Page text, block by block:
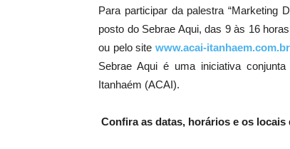
Para participar da palestra “Marketing
posto do Sebrae Aqui, das 9 às 16
ou pelo site www.acai-itanhaem.com.br
Sebrae Aqui é uma iniciativa
Itanhaém (ACAI).
Confira as datas, horários e os locais